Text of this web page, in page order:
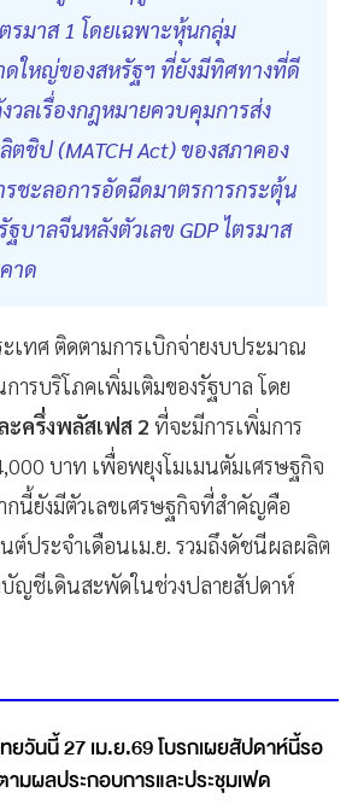
รมาส 1 โดยเฉพาะหุ้นกลุ่ม
ดใหญ่ของสหรัฐฯ ที่ยังมีทิศทางที่ดี
วลเรื่องกฎหมายควบคุมการส่ง
ชิป (MATCH Act) ของสภาคอง
รชะลอการอัดฉีดมาตรการกระตุ้น
บาลจีนหลังตัวเลข GDP ไตรมาส
าด
เทศ ติดตามการเบิกจ่ายงบประมาณ
ารบริโภคเพิ่มเติมของรัฐบาล โดย
ะครึ่งพลัสเฟส 2 ที่จะมีการเพิ่มการ
บาท เพื่อพยุงโมเมนตัมเศรษฐกิจ
กนี้ยังมีตัวเลขเศรษฐกิจที่สำคัญคือ
ต์ประจำเดือนเม.ย. รวมถึงดัชนีผลผลิต
ญชีเดินสะพัดในช่วงปลายสัปดาห์
ยวันนี้ 27 เม.ย.69 โบรกเผยสัปดาห์นี้รอ
มผลประกอบการและประชุมเฟด